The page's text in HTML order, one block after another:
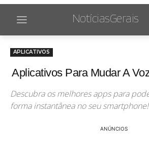
NotíciasGerais
APLICATIVOS
Aplicativos Para Mudar A
Descubra os melhores apps para
forma instantânea no seu smartphone!
ANÚNCIOS